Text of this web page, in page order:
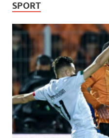
SPORT